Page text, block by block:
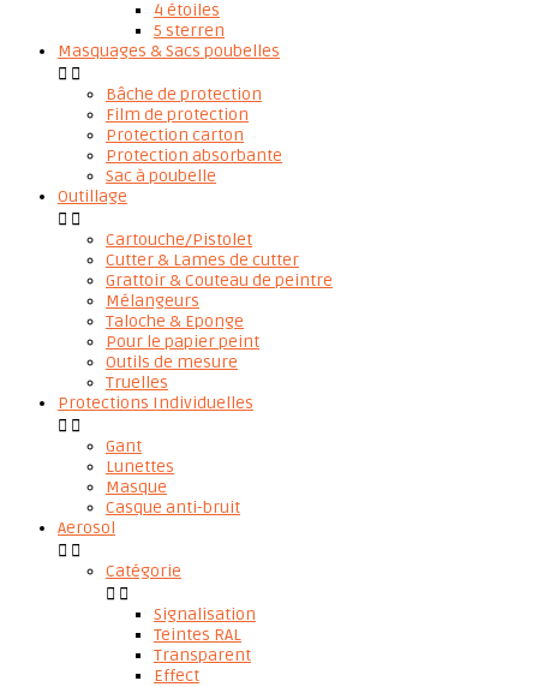
4 étoiles
5 sterren
Masquages & Sacs poubelles
 
Bâche de protection
Film de protection
Protection carton
Protection absorbante
Sac à poubelle
Outillage
 
Cartouche/Pistolet
Cutter & Lames de cutter
Grattoir & Couteau de peintre
Mélangeurs
Taloche & Eponge
Pour le papier peint
Outils de mesure
Truelles
Protections Individuelles
 
Gant
Lunettes
Masque
Casque anti-bruit
Aerosol
 
Catégorie
 
Signalisation
Teintes RAL
Transparent
Effect